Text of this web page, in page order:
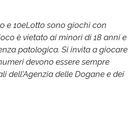
e 10eLotto sono giochi con
è vietato ai minori di 18 anni e
patologica. Si invita a giocare
devono essere sempre
dell'Agenzia delle Dogane e dei